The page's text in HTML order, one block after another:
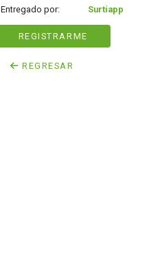
Entregado por: Surtiapp
REGISTRARME
REGRESAR